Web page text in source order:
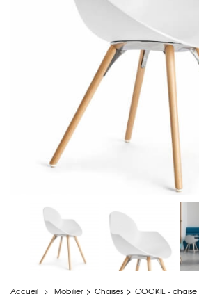
Accueil > Mobilier > Chaises > COOKIE -